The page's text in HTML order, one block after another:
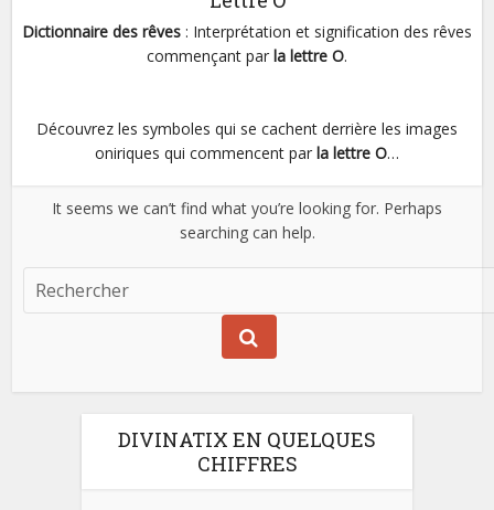
Dictionnaire des rêves : Interprétation et signification des rêves
commençant par la lettre O.
Découvrez les symboles qui se cachent derrière les images
oniriques qui commencent par la lettre O…
It seems we can’t find what you’re looking for. Perhaps
searching can help.
DIVINATIX EN QUELQUES
CHIFFRES